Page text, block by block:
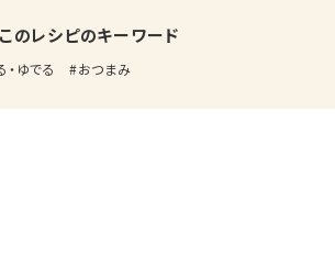
このレシピのキーワード
・ゆでる おつまみ